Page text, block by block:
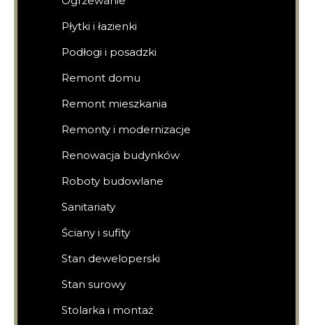
Płytki i łazienki
Podłogi i posadzki
Remont domu
Remont mieszkania
Remonty i modernizacje
Renowacja budynków
Roboty budowlane
Sanitariaty
Ściany i sufity
Stan deweloperski
Stan surowy
Stolarka i montaż